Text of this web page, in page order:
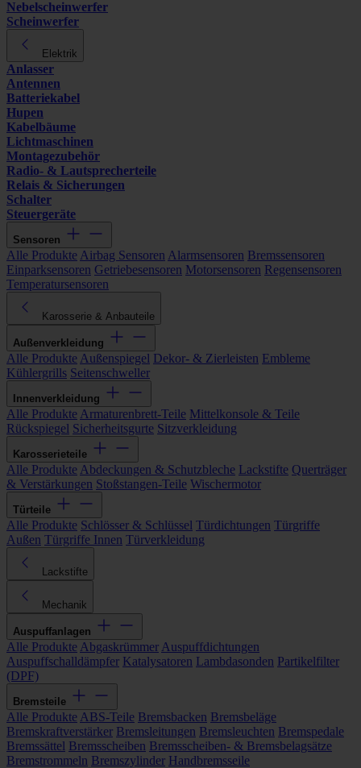
Nebelscheinwerfer
Scheinwerfer
Elektrik
Anlasser
Antennen
Batteriekabel
Hupen
Kabelbäume
Lichtmaschinen
Montagezubehör
Radio- & Lautsprecherteile
Relais & Sicherungen
Schalter
Steuergeräte
Sensoren
Alle Produkte Airbag Sensoren Alarmsensoren Bremssensoren
Einparksensoren Getriebesensoren Motorsensoren Regensensoren
Temperatursensoren
Karosserie & Anbauteile
Außenverkleidung
Alle Produkte Außenspiegel Dekor- & Zierleisten Embleme
Kühlergrills Seitenschweller
Innenverkleidung
Alle Produkte Armaturenbrett-Teile Mittelkonsole & Teile
Rückspiegel Sicherheitsgurte Sitzverkleidung
Karosserieteile
Alle Produkte Abdeckungen & Schutzbleche Lackstifte Querträger
& Verstärkungen Stoßstangen-Teile Wischermotor
Türteile
Alle Produkte Schlösser & Schlüssel Türdichtungen Türgriffe
Außen Türgriffe Innen Türverkleidung
Lackstifte
Mechanik
Auspuffanlagen
Alle Produkte Abgaskrümmer Auspuffdichtungen
Auspuffschalldämpfer Katalysatoren Lambdasonden Partikelfilter
(DPF)
Bremsteile
Alle Produkte ABS-Teile Bremsbacken Bremsbeläge
Bremskraftverstärker Bremsleitungen Bremsleuchten Bremspedale
Bremssättel Bremsscheiben Bremsscheiben- & Bremsbelagsätze
Bremstrommeln Bremszylinder Handbremsseile